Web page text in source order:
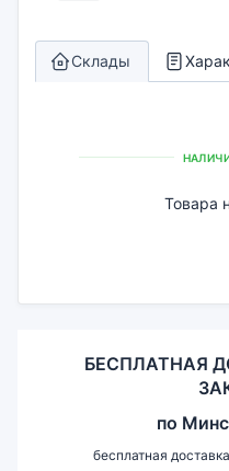
Склады
Товара
БЕСПЛАТНАЯ
по
бесплатная